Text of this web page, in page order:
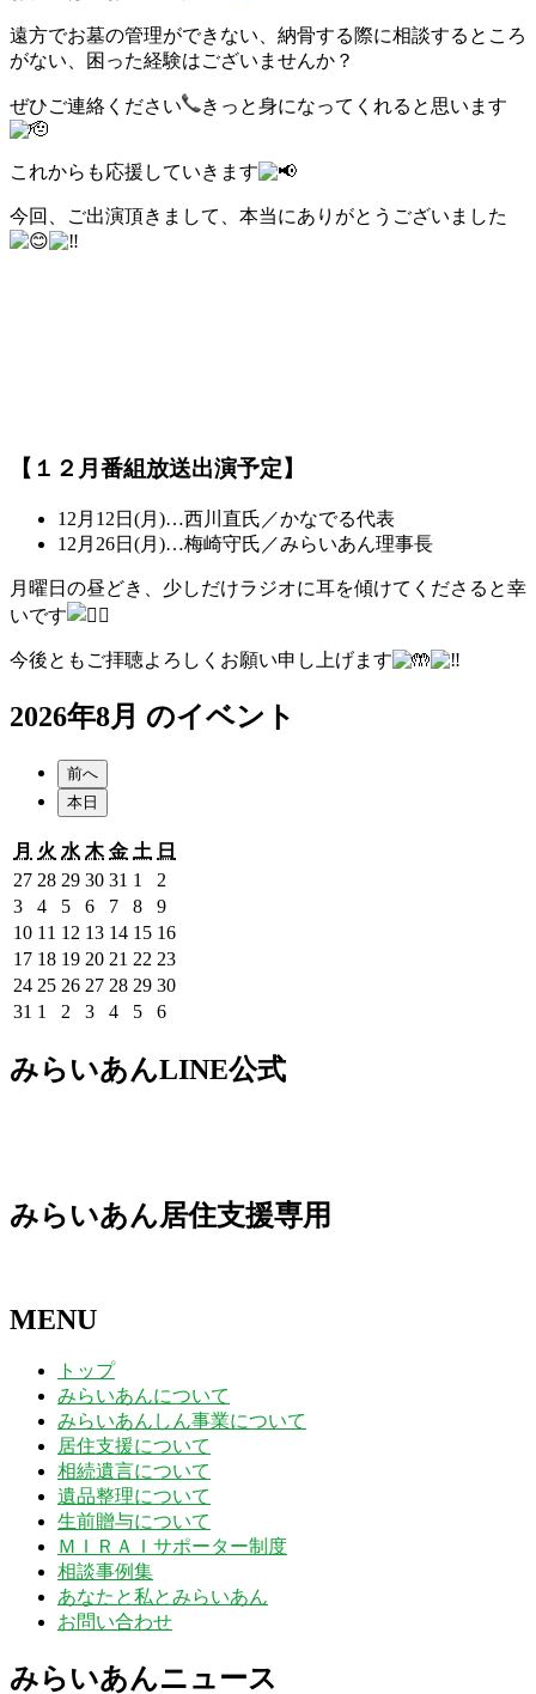
遠方でお墓の管理ができない、納骨する際に相談するところ
がない、困った経験はございませんか？
ぜひご連絡ください きっと身になってくれると思います
これからも応援していきます
今回、ご出演頂きまして、本当にありがとうございました
【１２月番組放送出演予定】
12月12日(月)…西川直氏／かなでる代表
12月26日(月)…梅崎守氏／みらいあん理事長
月曜日の昼どき、少しだけラジオに耳を傾けてくださると幸
いです
今後ともご拝聴よろしくお願い申し上げます
2026年8月 のイベント
前へ
本日
月 月
曜
日
火 火
曜
日
水 水
曜
日
木木
曜
日
金金
曜
日
土 土
曜
日
日
272026
年
7
月
27
日
282026
年
7
月
28
日
292026
年
7
月
29
日
302026
年
7
月
30
日
31 2026
年
7
月
31
日
1
2026
年
8
月
1
日
2
年
8
月
2
日
32026
年
8
月
3
日
42026
年
8
月
4
日
52026
年
8
月
5
日
62026
年
8
月
6
日
72026
年
8
月
7
日
82026
年
8
月
8
日
92026
年
8
月
9
日
102026
年
8
月
10
11 2026
年
8
月
11
12 2026
年
8
月
12
132026
年
8
月
13
142026
年
8
月
14
152026
年
8
月
15
162026
8
172026
年
8
日
182026
年
8
日
192026
年
8
日
202026
年
日
21 2026
年
8
日
22 2026
年
8
日
232026
年
日
242026
年
月
24
252026
年
25
262026
年
26
272026
年
月
27
282026
年
月
28
292026
年
29
302026
30
31 2026
月
1
2026
9
月
2 2026
9
月
32026
月
42026
9
月
52026
9
月
62026
9
月
みらいあんLINE公式
みらいあん居住支援専用
MENU
トップ
みらいあんについて
みらいあんしん事業について
居住支援について
相続遺言について
遺品整理について
生前贈与について
ＭＩＲＡＩサポーター制度
相談事例集
あなたと私とみらいあん
お問い合わせ
みらいあんニュース